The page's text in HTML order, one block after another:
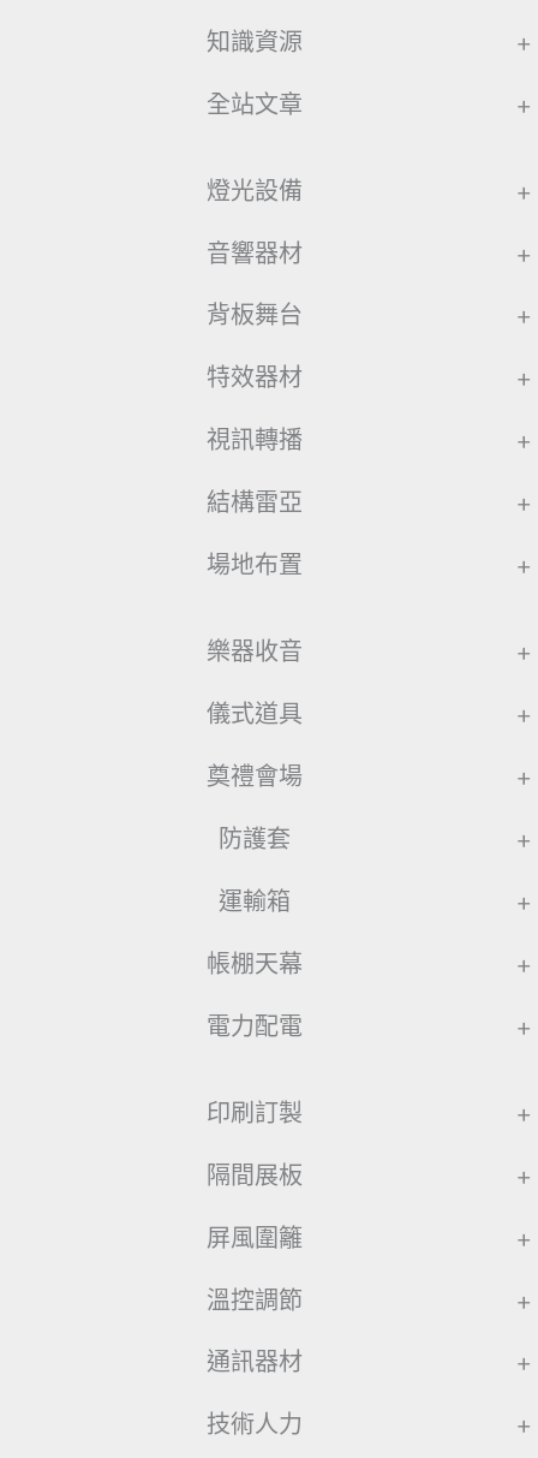
知識資源 +
全站文章 +
燈光設備 +
音響器材 +
背板舞台 +
特效器材 +
視訊轉播 +
結構雷亞 +
場地布置 +
樂器收音 +
儀式道具 +
奠禮會場 +
防護套 +
運輸箱 +
帳棚天幕 +
電力配電 +
印刷訂製 +
隔間展板 +
屏風圍籬 +
溫控調節 +
通訊器材 +
技術人力 +